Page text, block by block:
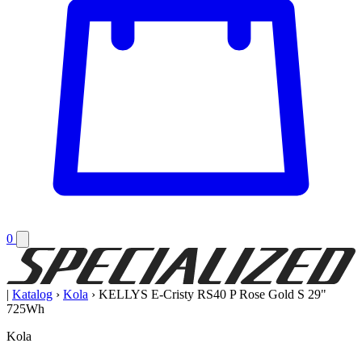
0
| Katalog › Kola › KELLYS E-Cristy RS40 P Rose Gold S 29"
725Wh
Kola